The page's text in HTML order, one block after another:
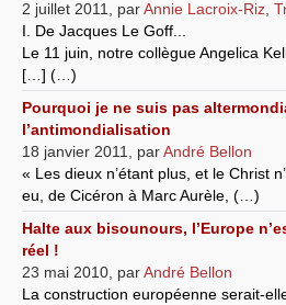
2 juillet 2011
parAnnie Lacroix-Riz
I. De Jacques Le Goff...
Le 11 juin, notre collègue Angelica
[…] (…)
Pourquoi je ne suis pas
l’antimondialisation
18 janvier 2011
parAndré Bellon
« Les dieux n’étant plus, et le Christ
eu, de Cicéron à Marc Aurèle, (…)
Halte aux bisounours, l’Europe
réel !
23 mai 2010 parAndré Bellon
La construction européenne serait-